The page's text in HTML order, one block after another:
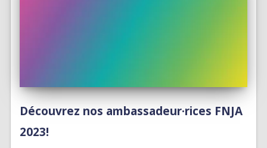
Découvrez nos ambassadeur·rices FNJA
2023!